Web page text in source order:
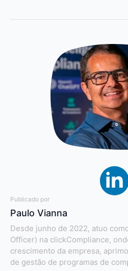
Publicado por
Paulo Vianna
Desde junho de 2022, atuo
Officer) na clickCompliance,
crescimento da empresa,
de gestão de programas de